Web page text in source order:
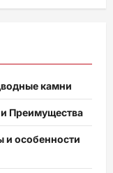
камни
Преимущества
и особенности